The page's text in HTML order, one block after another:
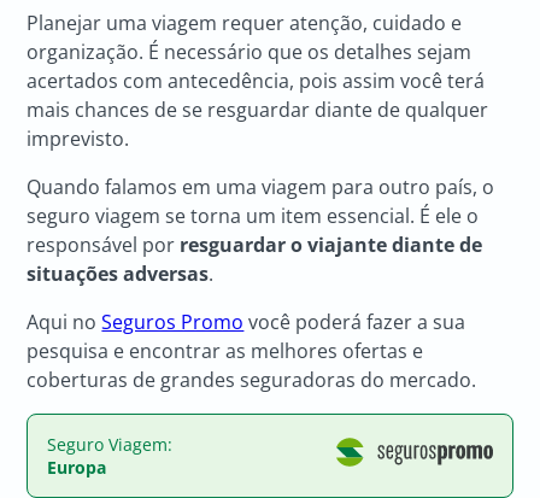
Planejar uma viagem requer atenção, cuidado e
organização. É necessário que os detalhes sejam
acertados com antecedência, pois assim você terá
mais chances de se resguardar diante de qualquer
imprevisto.
Quando falamos em uma viagem para outro país, o
seguro viagem se torna um item essencial. É ele o
responsável por resguardar o viajante diante de
situações adversas.
Aqui noSeguros Promo você poderá fazer a sua
pesquisa e encontrar as melhores ofertas e
coberturas de grandes seguradoras do mercado.
Seguro Viagem:
Europa